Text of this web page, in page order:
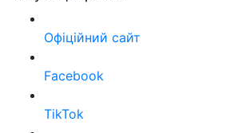
Офіційний сайт
Facebook
TikTok